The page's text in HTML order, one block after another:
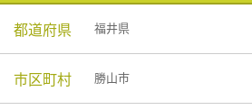
都道府県 福井県
市区町村 勝山市